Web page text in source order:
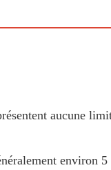
aucune
environ 5